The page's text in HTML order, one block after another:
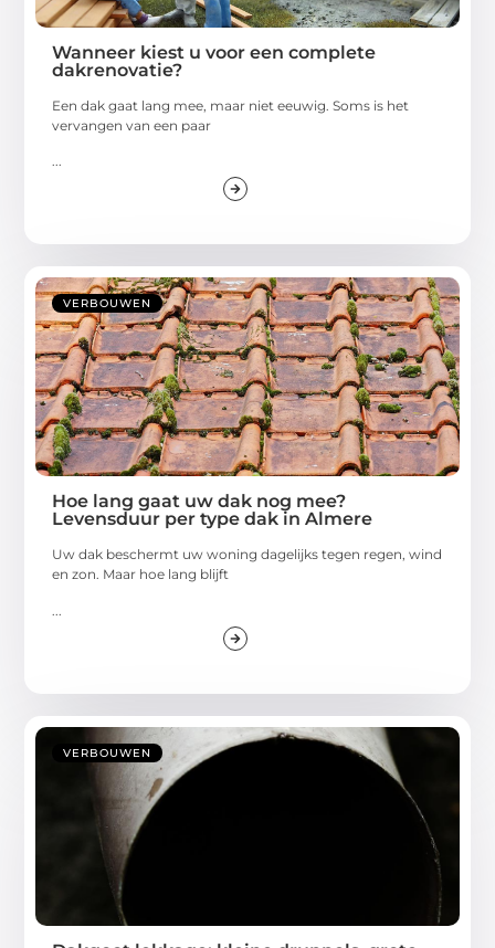
Wanneer kiest u voor een complete
dakrenovatie?
Een dak gaat lang mee, maar niet eeuwig. Soms is het
vervangen van een paar
...
VERBOUWEN
Hoe lang gaat uw dak nog mee?
Levensduur per type dak in Almere
Uw dak beschermt uw woning dagelijks tegen regen, wind
en zon. Maar hoe lang blijft
VERBOUWEN